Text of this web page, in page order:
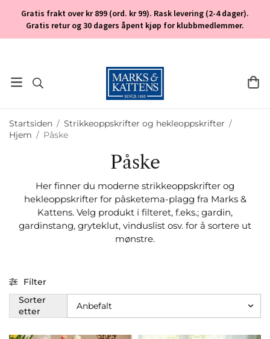
Gratis frakt over kr 899 (ord. kr 99). Rask levering (2-4 dager).
Gratis retur og 30 dagers åpent kjøp for klubbmedlemmer.
Startsiden / Strikkeoppskrifter og hekleoppskrifter /
Hjem / Påske
Påske
Her finner du moderne strikkeoppskrifter og
hekleoppskrifter for påsketema-plagg fra Marks &
Kattens. Velg produkt i filteret, f.eks.; gardin,
gardinstang, gryteklut, vinduslist osv. for å sortere ut
mønstre.
Filter
Sorter
etter